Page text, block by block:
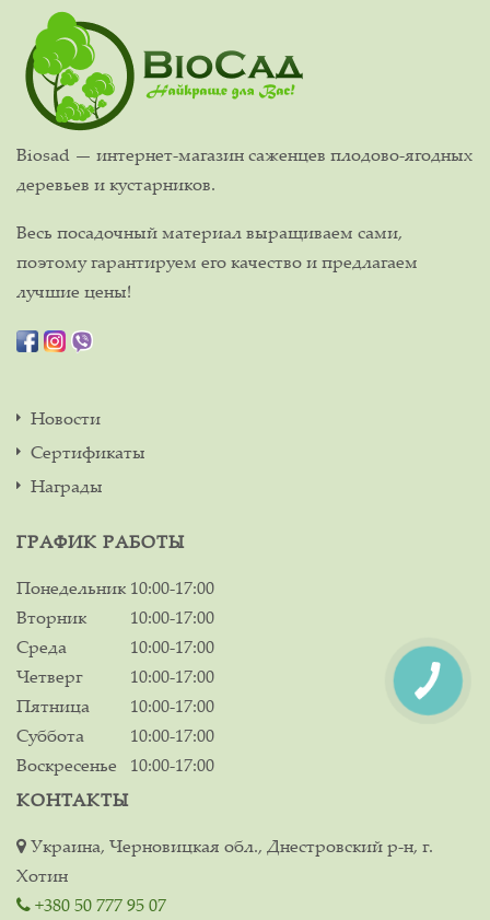
Biosad — интернет-магазин саженцев плодово-ягодных
деревьев и кустарников.
Весь посадочный материал выращиваем сами,
поэтому гарантируем его качество и предлагаем
лучшие цены!
Новости
Сертификаты
Награды
ГРАФИК РАБОТЫ
Понедельник 10:00-17:00
Вторник
10:00-17:00
Среда
10:00-17:00
Четверг
10:00-17:00
Пятница
10:00-17:00
Суббота
10:00-17:00
Воскресенье
10:00-17:00
КОНТАКТЫ
Украина, Черновицкая обл., Днестровский р-н, г.
Хотин
+380 50 777 95 07